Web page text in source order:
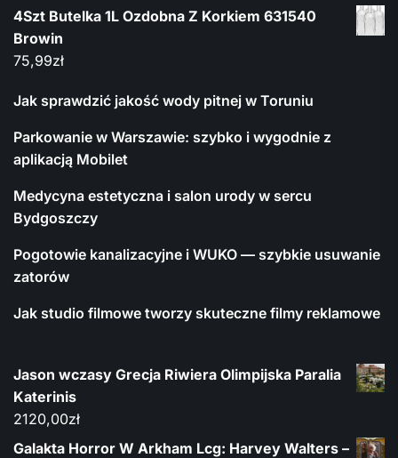
4Szt Butelka 1L Ozdobna Z Korkiem 631540
Browin
75,99zł
Jak sprawdzić jakość wody pitnej w Toruniu
Parkowanie w Warszawie: szybko i wygodnie z
aplikacją Mobilet
Medycyna estetyczna i salon urody w sercu
Bydgoszczy
Pogotowie kanalizacyjne i WUKO — szybkie usuwanie
zatorów
Jak studio filmowe tworzy skuteczne filmy reklamowe
Jason wczasy Grecja Riwiera Olimpijska Paralia
Katerinis
2120,00zł
Galakta Horror W Arkham Lcg: Harvey Walters –